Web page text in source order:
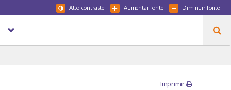
Diminuir fonte
Aumentar fonte
Alto-contraste
Imprimir